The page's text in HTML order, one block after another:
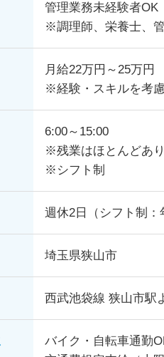
管理業務未経験者OK
※調理師、栄養士、
月給22万円～25万円
※経験・スキルを考
6:00～15:00
※残業はほとんどあ
※シフト制
週休2日（シフト制：
埼玉県狭山市
西武池袋線 狭山市駅
バイク・自転車通勤